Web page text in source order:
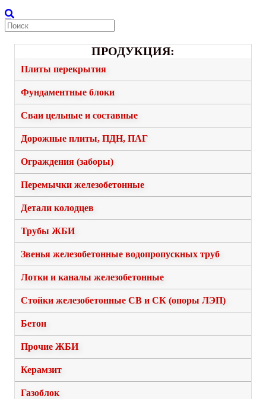
ПРОДУКЦИЯ:
Плиты перекрытия
Фундаментные блоки
Сваи цельные и составные
Дорожные плиты, ПДН, ПАГ
Ограждения (заборы)
Перемычки железобетонные
Детали колодцев
Трубы ЖБИ
Звенья железобетонные водопропускных труб
Лотки и каналы железобетонные
Стойки железобетонные СВ и СК (опоры ЛЭП)
Бетон
Прочие ЖБИ
Керамзит
Газоблок